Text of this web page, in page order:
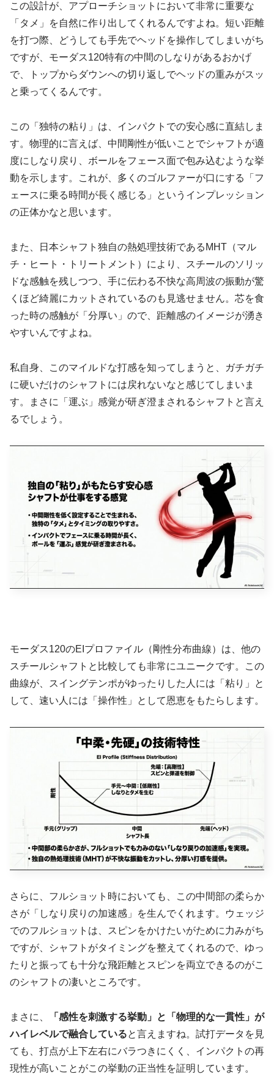
この設計が、アプローチショットにおいて非常に重要な
「タメ」を自然に作り出してくれるんですよね。短い距離
を打つ際、どうしても手先でヘッドを操作してしまいがち
ですが、モーダス120特有の中間のしなりがあるおかげ
で、トップからダウンへの切り返しでヘッドの重みがスッ
と乗ってくるんです。
この「独特の粘り」は、インパクトでの安心感に直結しま
す。物理的に言えば、中間剛性が低いことでシャフトが適
度にしなり戻り、ボールをフェース面で包み込むような挙
動を示します。これが、多くのゴルファーが口にする
「フ
ェースに乗る時間が長く感じる」
というインプレッション
の正体かなと思います。
また、日本シャフト独自の熱処理技術であるMHT（マル
チ・ヒート・トリートメント）により、スチールのソリッ
ドな感触を残しつつ、手に伝わる不快な高周波の振動が驚
くほど綺麗にカットされているのも見逃せません。芯を食
った時の感触が「分厚い」ので、距離感のイメージが湧き
やすいんですよね。
私自身、このマイルドな打感を知ってしまうと、ガチガチ
に硬いだけのシャフトには戻れないなと感じてしまいま
す。まさに「運ぶ」感覚が研ぎ澄まされるシャフトと言え
るでしょう。
モーダス120のEIプロファイル（剛性分布曲線）は、他の
スチールシャフトと比較しても非常にユニークです。この
曲線が、スイングテンポがゆったりした人には「粘り」と
して、速い人には「操作性」として恩恵をもたらします。
さらに、フルショット時においても、この中間部の柔らか
さが「しなり戻りの加速感」を生んでくれます。ウェッジ
でのフルショットは、スピンをかけたいがために力みがち
ですが、シャフトがタイミングを整えてくれるので、ゆっ
たりと振っても十分な飛距離とスピンを両立できるのがこ
のシャフトの凄いところです。
まさに、
「感性を刺激する挙動」と「物理的な一貫性」が
ハイレベルで融合していると言えますね。試打データを見
ても、打点が上下左右にバラつきにくく、インパクトの再
現性が高いことがこの挙動の正当性を証明しています。